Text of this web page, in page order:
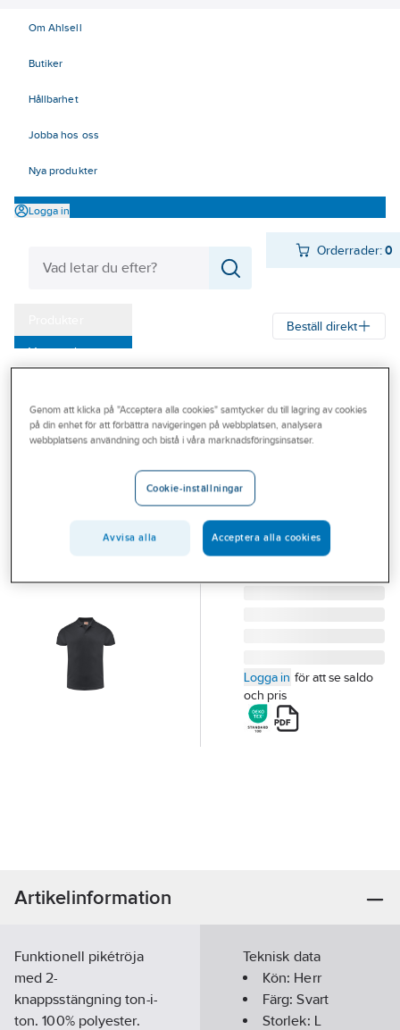
Om Ahlsell
Butiker
Hållbarhet
Jobba hos oss
Nya produkter
Logga in
Orderrader:0
Varumärken
Outlet
Branscher
Beställ direkt
PRINTER
Pikétröja Printer
Smash
SMASH SVART STL L
Lev.
artikelnr:
2265028-900-6
Logga in för att se saldo
och pris
Artikelinformation
Funktionell pikétröja
med 2-
knappsstängning ton-i-
ton. 100% polyester.
Teknisk data
Kön: Herr
Färg:Svart
Storlek: L
Genom att klicka på "Acceptera alla cookies" samtycker du till lagring av cookies
på din enhet för att förbättra navigeringen på webbplatsen, analysera
webbplatsens användning och bistå i våra marknadsföringsinsatser.
Cookie-inställningar
Avvisa alla Acceptera alla cookies